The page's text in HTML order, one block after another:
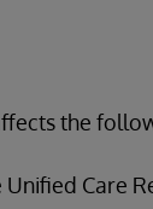
the
Care